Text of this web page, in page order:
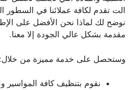
الت تقدم لكافة عملائنا في السطور
نوضح لك لماذا نحن الأفضل على
مقدمة بشكل عالي الجودة إلا معنا.
وستحصل على خدمة مميزة من خلال:
نقوم بتنظيف كافة المواسير